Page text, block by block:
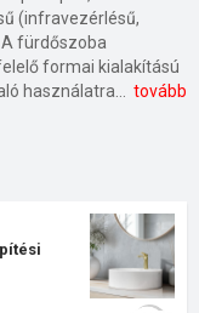
(infravezérlésű,
fürdőszoba
formai kialakítású
tovább